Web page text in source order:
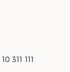
311 111